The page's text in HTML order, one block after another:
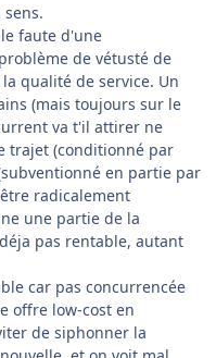
faute d'une
de vétusté de
qualité de service. Un
(mais toujours sur le
va t'il attirer ne
trajet (conditionné par
en partie par
radicalement
une partie de la
pas rentable, autant
car pas concurrencée
offre low-cost en
de siphonner la